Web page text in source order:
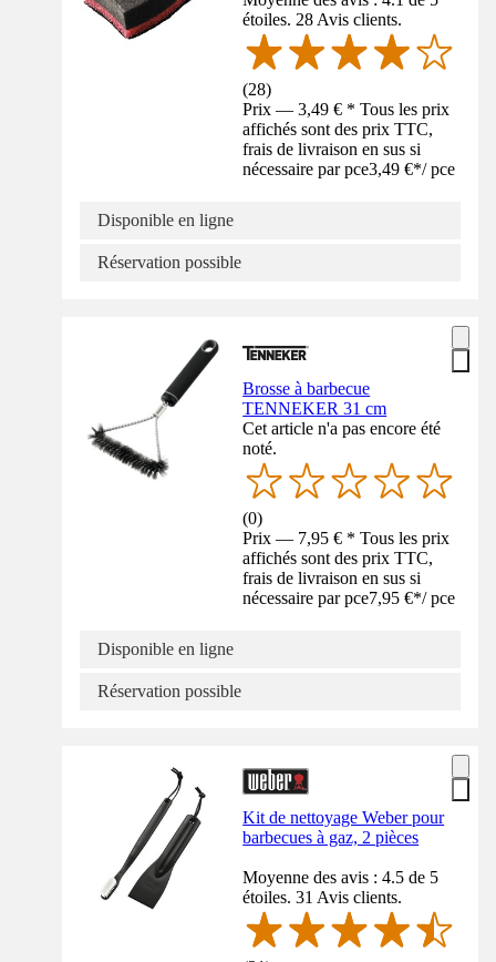
étoiles. 28 Avis clients.
(28)
Prix — 3,49 € * Tous les prix
affichés sont des prix TTC,
frais de livraison en sus si
nécessaire par pce3,49 €*/ pce
Disponible en ligne
Réservation possible
Brosse à barbecue
TENNEKER 31 cm
Cet article n'a pas encore été
noté.
(0)
Prix — 7,95 € * Tous les prix
affichés sont des prix TTC,
frais de livraison en sus si
nécessaire par pce7,95 €*/ pce
Disponible en ligne
Réservation possible
Kit de nettoyage Weber pour
barbecues à gaz, 2 pièces
Moyenne des avis : 4.5 de 5
étoiles. 31 Avis clients.